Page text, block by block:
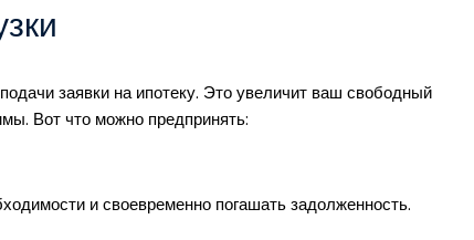
заявки на ипотеку. Это увеличит ваш свободный
Вот что можно предпринять:
и своевременно погашать задолженность.